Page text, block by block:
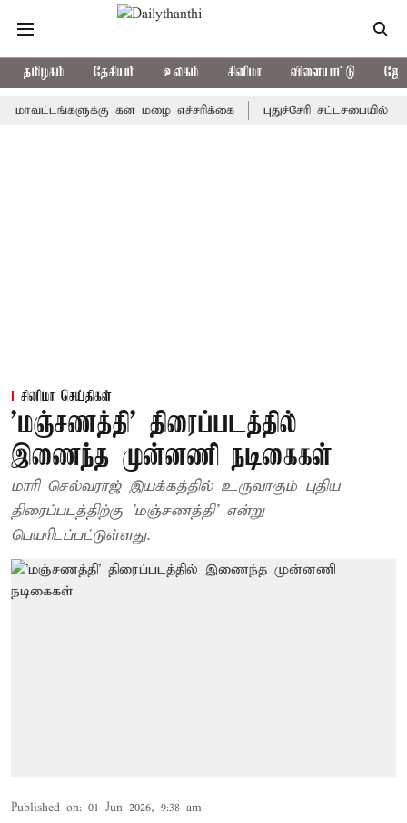
தமிழகம் தேசியம் உலகம் சினிமா விளையாட்டு
கன மழை எச்சரிக்கை புதுச்சேரி சட்டசபையில் வரும்
சினிமா செய்திகள்
'மஞ்சணத்தி' திரைப்படத்தில்
இணைந்த முன்னணி நடிகைகள்
மாரி செல்வராஜ் இயக்கத்தில் உருவாகும் புதிய
திரைப்படத்திற்கு 'மஞ்சணத்தி' என்று
பெயரிடப்பட்டுள்ளது.
Published on: 01 Jun 2026, 9:38 am